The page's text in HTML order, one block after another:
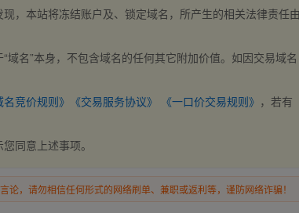
，本站将冻结账户及、锁定域名，所产生的相关法律责任
名”本身，不包含域名的任何其它附加价值。如因交易域名
竞价规则》 《交易服务协议》 《一口价交易规则》 ，若有
同意上述事项。
，请勿相信任何形式的网络刷单、兼职或返利等，谨防网络诈骗！